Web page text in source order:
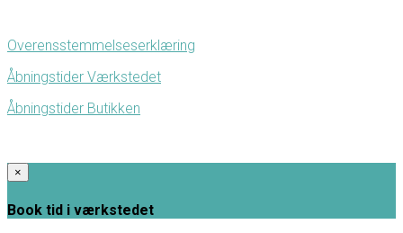
Overensstemmelseserklæring
Åbningstider Værkstedet
Åbningstider Butikken
×
Book tid i værkstedet